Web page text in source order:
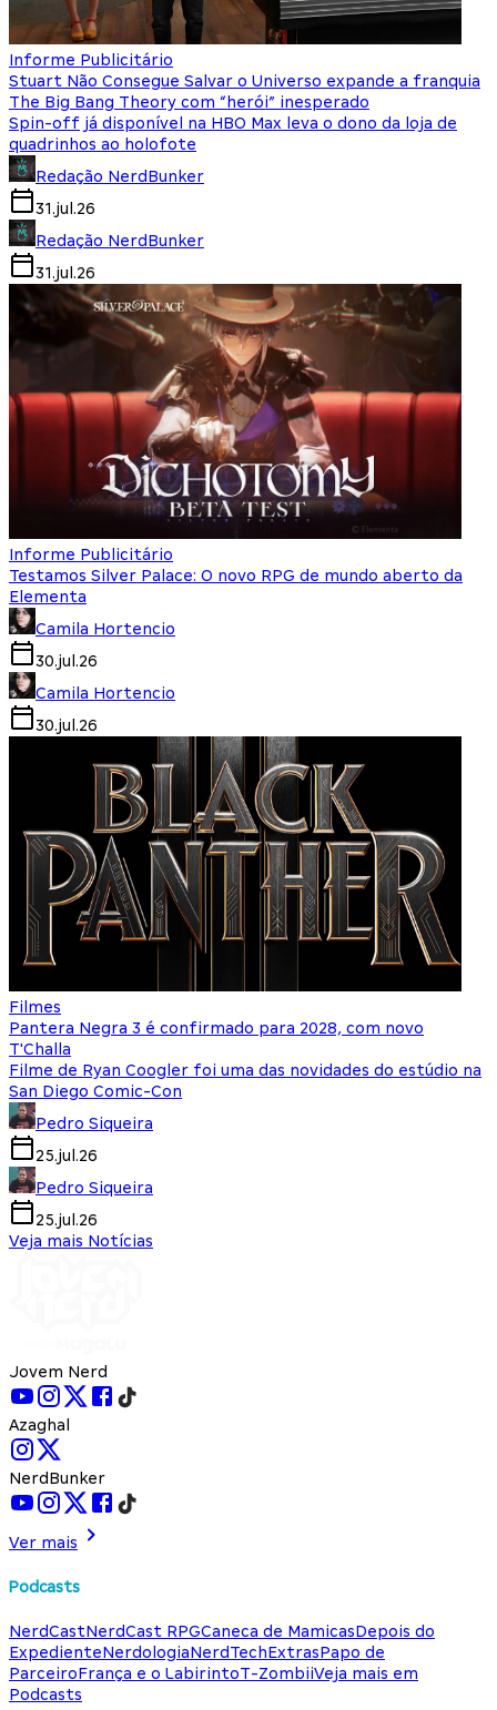
Informe Publicitário
Stuart Não Consegue Salvar o Universo expande a franquia
The Big Bang Theory com “herói” inesperado
Spin-off já disponível na HBO Max leva o dono da loja de
quadrinhos ao holofote
Redação NerdBunker
31.jul.26
Redação NerdBunker
31.jul.26
Informe Publicitário
Testamos Silver Palace: O novo RPG de mundo aberto da
Elementa
Camila Hortencio
30.jul.26
Camila Hortencio
30.jul.26
Filmes
Pantera Negra 3 é confirmado para 2028, com novo
T'Challa
Filme de Ryan Coogler foi uma das novidades do estúdio na
San Diego Comic-Con
Pedro Siqueira
25.jul.26
Pedro Siqueira
25.jul.26
Veja mais Notícias
Jovem Nerd
Azaghal
NerdBunker
Ver mais
Podcasts
NerdCastNerdCast RPGCaneca de MamicasDepois do
ExpedienteNerdologiaNerdTechExtrasPapo de
ParceiroFrança e o LabirintoT-ZombiiVeja mais em
Podcasts